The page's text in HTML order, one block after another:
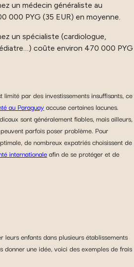
un médecin généraliste au
000 PYG (35 EUR) en moyenne.
un spécialiste (cardiologue,
coûte environ 470 000 PYG
limité par des investissements insuffisants, ce
au Paraguay accuse certaines lacunes.
sont généralement fiables, mais ailleurs,
parfois poser problème. Pour
de nombreux expatriés choisissent de
internationaleafin de se protéger et de
leurs enfants dans plusieurs établissements
donner une idée, voici des exemples de frais